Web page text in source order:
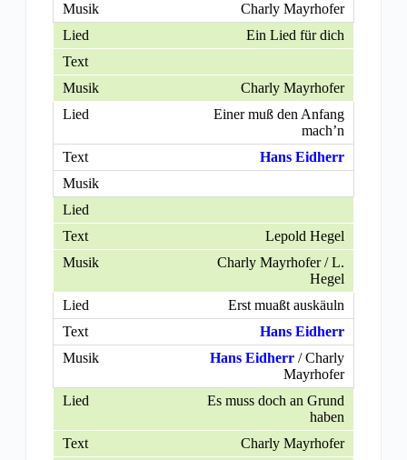
Charly Mayrhofer
Ein Lied für dich
Charly Mayrhofer
Einer muß den Anfang
mach’n
Hans Eidherr
Lepold Hegel
Charly Mayrhofer / L.
Hegel
Erst muaßt auskäuln
Hans Eidherr
Hans Eidherr / Charly
Mayrhofer
Es muss doch an Grund
haben
Charly Mayrhofer